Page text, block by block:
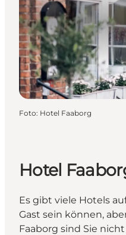
Foto: Hotel Faaborg
Hotel
Es gibt viele Hotels
Gast sein können,
Faaborg sind Sie